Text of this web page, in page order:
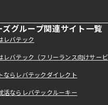
ズグループ関連サイト一覧
レバテック
レバテック（フリーランス向けサービ
ならレバテックダイレクト
活ならレバテックルーキー